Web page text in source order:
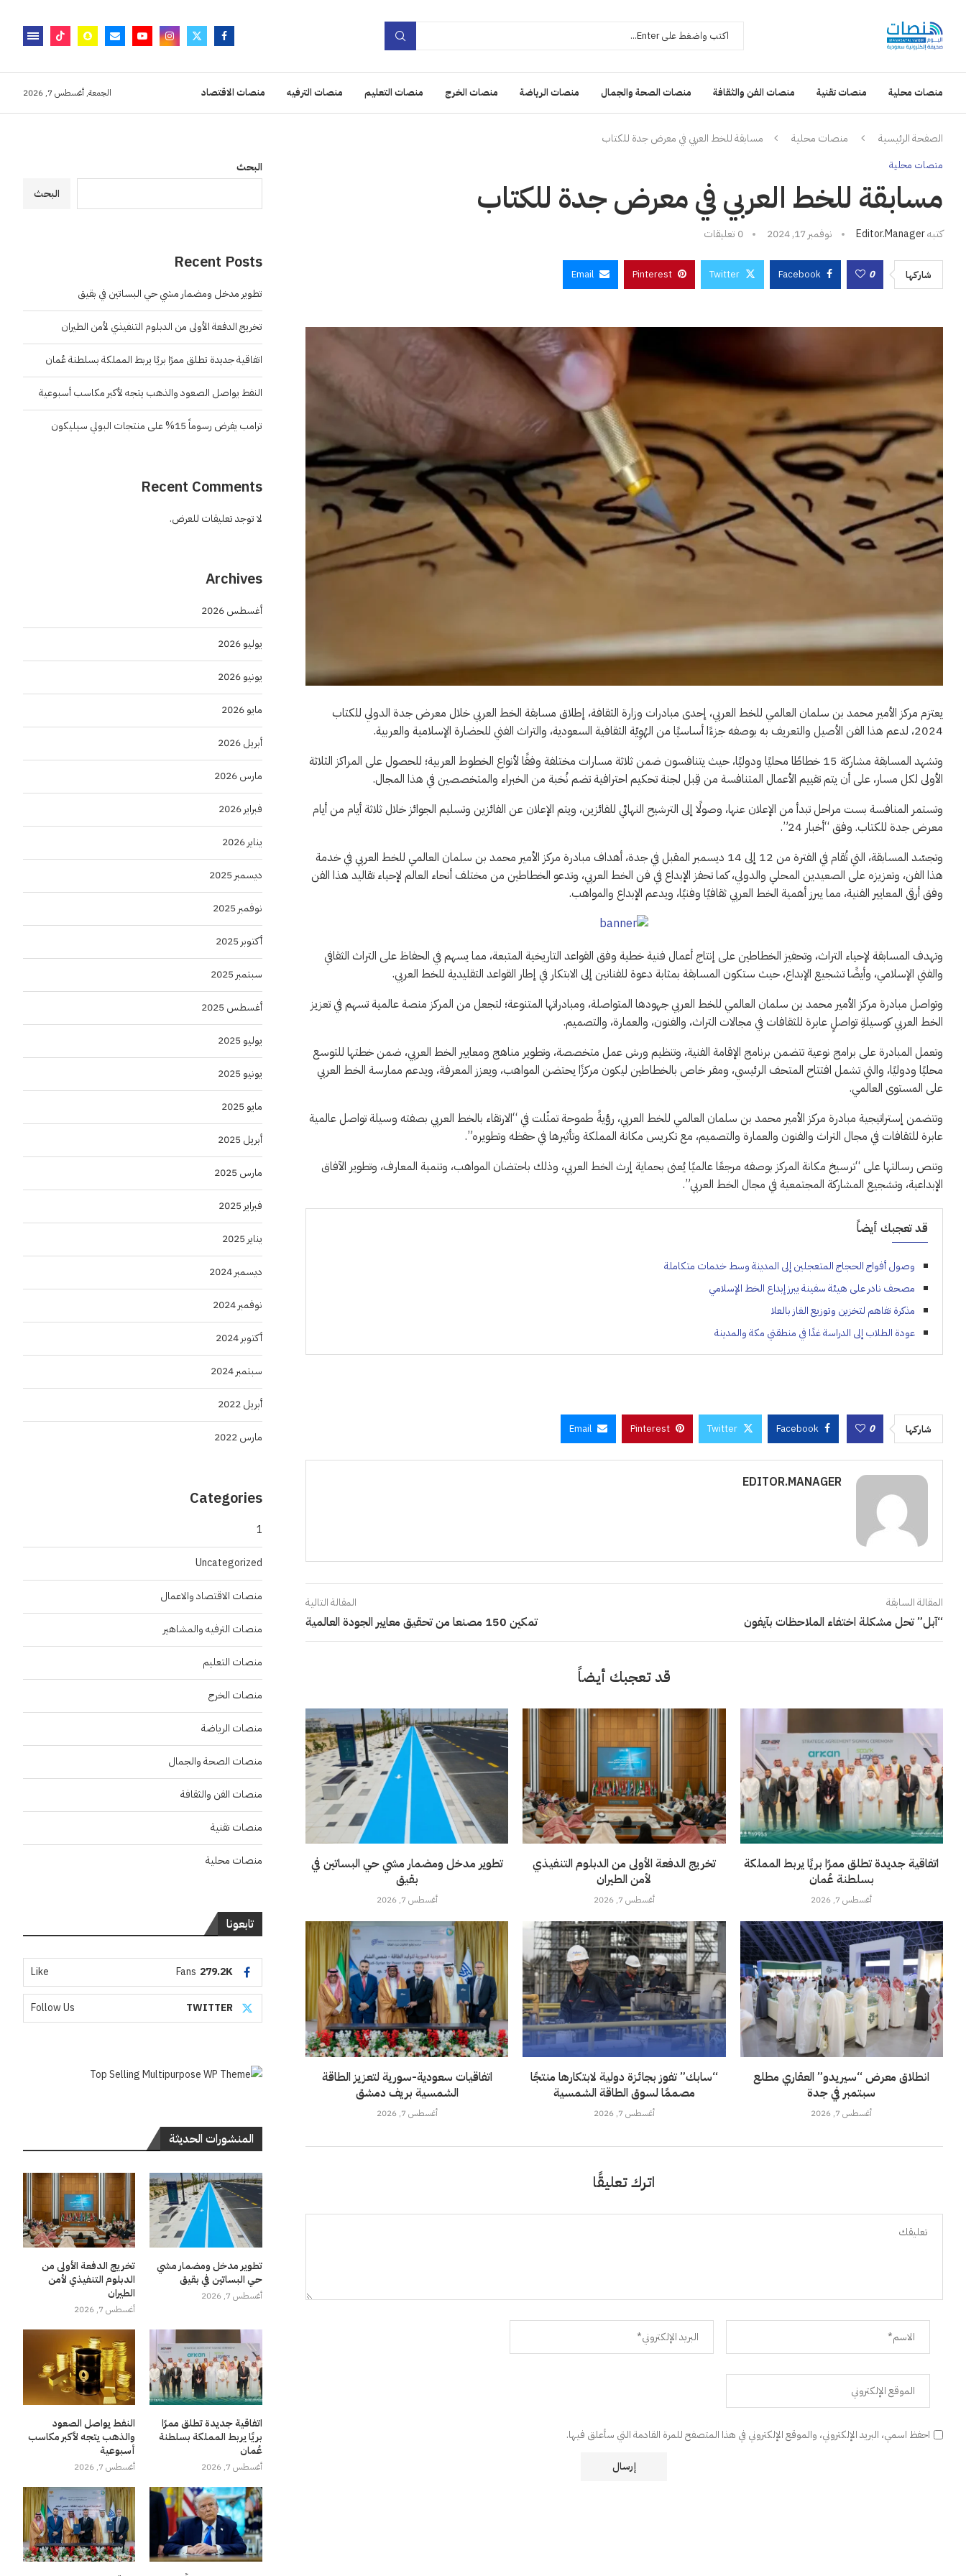
منصات محلية منصات تقنية منصات الفن والثقافة منصات الصحة والجمال منصات الرياضة منصات الخرج منصات التعليم منصات الترفيه منصات الاقتصاد الجمعة, أغسطس 7, 2026
الصفحة الرئيسية منصات محلية مسابقة للخط العربي في معرض جدة للكتاب
منصات محلية
مسابقة للخط العربي في معرض جدة للكتاب
كتبهEditor.manager نوفمبر 17, 2024 0 تعليقات
شاركها 0
Facebook
Twitter
Pinterest
Email
يعتزم مركز الأمير محمد بن سلمان العالمي للخط العربي، إحدى مبادرات وزارة الثقافة، إطلاق مسابقة الخط العربي خلال معرض جدة الدولي للكتاب
2024، لدعم هذا الفن الأصيل والتعريف به بوصفه جزءًا أساسيًا من الهُوِيّة الثقافية السعودية، والتراث الفني للحضارة الإسلامية والعربية.
وتشهد المسابقة مشاركة 15 خطاطًا محليًا ودوليًا، حيث يتنافسون ضمن ثلاثة مسارات مختلفة وفقًا لأنواع الخطوط العربية؛ للحصول على المراكز الثلاثة
الأولى لكل مسار، على أن يتم تقييم الأعمال المتنافسة من قِبل لجنة تحكيم احترافية تضم نُخبة من الخبراء والمتخصصين في هذا المجال.
وتستمر المنافسة بست مراحل تبدأ من الإعلان عنها، وصولًا إلى الترشيح النهائي للفائزين، ويتم الإعلان عن الفائزين وتسليم الجوائز خلال ثلاثة أيام من أيام
معرض جدة للكتاب. وفق “أخبار 24”.
وتجسّد المسابقة، التي تُقام في الفترة من 12 إلى 14 ديسمبر المقبل في جدة، أهداف مبادرة مركز الأمير محمد بن سلمان العالمي للخط العربي في خدمة
هذا الفن، وتعزيزه على الصعيدين المحلي والدولي، كما تحفز الإبداع في فن الخط العربي، وتدعو الخطاطين من مختلف أنحاء العالم لإحياء تقاليد هذا الفن
وفق أرقى المعايير الفنية، مما يبرز أهمية الخط العربي ثقافيًا وفنيًا، ويدعم الإبداع والمواهب.
وتهدف المسابقة لإحياء التراث، وتحفيز الخطاطين على إنتاج أعمال فنية خطية وفق القواعد التاريخية المتبعة، مما يسهم في الحفاظ على التراث الثقافي
والفني الإسلامي، وأيضًا تشجيع الإبداع، حيث ستكون المسابقة بمثابة دعوة للفنانين إلى الابتكار في إطار القواعد التقليدية للخط العربي.
وتواصل مبادرة مركز الأمير محمد بن سلمان العالمي للخط العربي جهودها المتواصلة، ومبادراتها المتنوعة؛ لتجعل من المركز منصة عالمية تسهم في تعزيز
الخط العربي كوسيلةِ تواصلٍ عابرة للثقافات في مجالات التراث، والفنون، والعمارة، والتصميم.
وتعمل المبادرة على برامج نوعية تتضمن برنامج الإقامة الفنية، وتنظيم ورش عمل متخصصة، وتطوير مناهج ومعايير الخط العربي، ضمن خطتها للتوسع
محليًا ودوليًا، والتي تشمل افتتاح المتحف الرئيسي، ومقر خاص بالخطاطين ليكون مركزًا يحتضن المواهب، ويعزز المعرفة، ويدعم ممارسة الخط العربي
على المستوى العالمي.
وتتضمن إستراتيجية مبادرة مركز الأمير محمد بن سلمان العالمي للخط العربي، رؤيةً طموحة تمثّلت في “الارتقاء بالخط العربي بصفته وسيلة تواصل عالمية
عابرة للثقافات في مجال التراث والفنون والعمارة والتصميم، مع تكريس مكانة المملكة وتأثيرها في حفظه وتطويره”.
وتنص رسالتها على “ترسيخ مكانة المركز بوصفه مرجعًا عالميًا يُعنى بحماية إرث الخط العربي، وذلك باحتضان المواهب، وتنمية المعارف، وتطوير الآفاق
الإبداعية، وتشجيع المشاركة المجتمعية في مجال الخط العربي”.
قد تعجبك أيضاً
وصول أفواج الحجاج المتعجلين إلى المدينة وسط خدمات متكاملة
مصحف نادر على هيئة سفينة يبرز إبداع الخط الإسلامي
مذكرة تفاهم لتخزين وتوزيع الغاز بالعلا
عودة الطلاب إلى الدراسة غدًا في منطقتي مكة والمدينة
شاركها 0
Facebook
Twitter
Pinterest
Email
EDITOR.MANAGER
المقالة السابقة
“آبل” تحل مشكلة اختفاء الملاحظات بآيفون
المقالة التالية
تمكين 150 مصنعا من تحقيق معايير الجودة العالمية
قد تعجبك أيضاً
تطوير مدخل ومضمار مشي حي البساتين في
بقيق
أغسطس 7, 2026
تخريج الدفعة الأولى من الدبلوم التنفيذي
لأمن الطيران
أغسطس 7, 2026
اتفاقية جديدة تطلق ممرًا بريًا يربط المملكة
بسلطنة عُمان
أغسطس 7, 2026
اتفاقيات سعودية-سورية لتعزيز الطاقة
الشمسية بريف دمشق
أغسطس 7, 2026
“سابك” تفوز بجائزة دولية لابتكارها منتجًا
مصممًا لسوق الطاقة الشمسية
أغسطس 7, 2026
انطلاق معرض “سيريدو” العقاري مطلع
سبتمبر في جدة
أغسطس 7, 2026
اترك تعليقًا
احفظ اسمي، البريد الإلكتروني، والموقع الإلكتروني في هذا المتصفح للمرة القادمة التي سأعلق فيها.
البحث
البحث
Recent Posts
تطوير مدخل ومضمار مشي حي البساتين في بقيق
تخريج الدفعة الأولى من الدبلوم التنفيذي لأمن الطيران
اتفاقية جديدة تطلق ممرًا بريًا يربط المملكة بسلطنة عُمان
النفط يواصل الصعود والذهب يتجه لأكبر مكاسب أسبوعية
ترامب يفرض رسوماً 15% على منتجات البولي سيليكون
Recent Comments
لا توجد تعليقات للعرض.
Archives
أغسطس 2026
يوليو 2026
يونيو 2026
مايو 2026
أبريل 2026
مارس 2026
فبراير 2026
يناير 2026
ديسمبر 2025
نوفمبر 2025
أكتوبر 2025
سبتمبر 2025
أغسطس 2025
يوليو 2025
يونيو 2025
مايو 2025
أبريل 2025
مارس 2025
فبراير 2025
يناير 2025
ديسمبر 2024
نوفمبر 2024
أكتوبر 2024
سبتمبر 2024
أبريل 2022
مارس 2022
Categories
1
Uncategorized
منصات الاقتصاد والاعمال
منصات الترفيه والمشاهير
منصات التعليم
منصات الخرج
منصات الرياضة
منصات الصحة والجمال
منصات الفن والثقافة
منصات تقنية
منصات محلية
تابعونا
279.2K
Fans
Like
TWITTER
Follow Us
المنشورات الحديثة
تطوير مدخل ومضمار مشي
حي البساتين في بقيق
أغسطس 7, 2026
تخريج الدفعة الأولى من
الدبلوم التنفيذي لأمن
الطيران
أغسطس 7, 2026
اتفاقية جديدة تطلق ممرًا
بريًا يربط المملكة بسلطنة
عُمان
أغسطس 7, 2026
النفط يواصل الصعود
والذهب يتجه لأكبر مكاسب
أسبوعية
أغسطس 7, 2026